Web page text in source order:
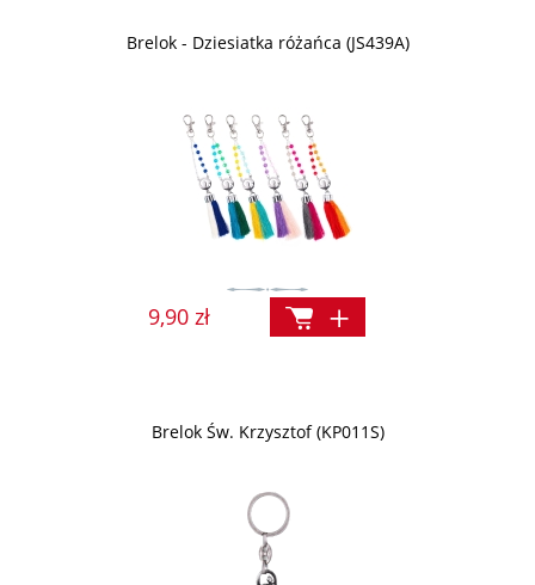
Brelok - Dziesiatka różańca (JS439A)
9,90 zł
Brelok Św. Krzysztof (KP011S)